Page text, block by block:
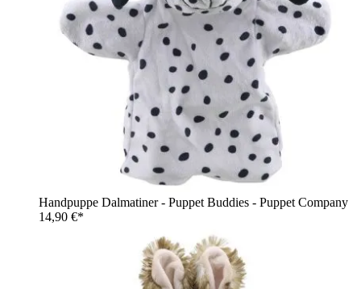
Handpuppe Dalmatiner - Puppet Buddies - Puppet Company
14,90 €*